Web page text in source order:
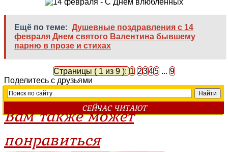
Ещё по теме: Душевные поздравления с 14
февраля Днем святого Валентина бывшему
парню в прозе и стихах
Страницы ( 1 из 9 ):1 2345 ... 9
Поделитесь с друзьями
СЕЙЧАС ЧИТАЮТ
Вам также может
понравиться